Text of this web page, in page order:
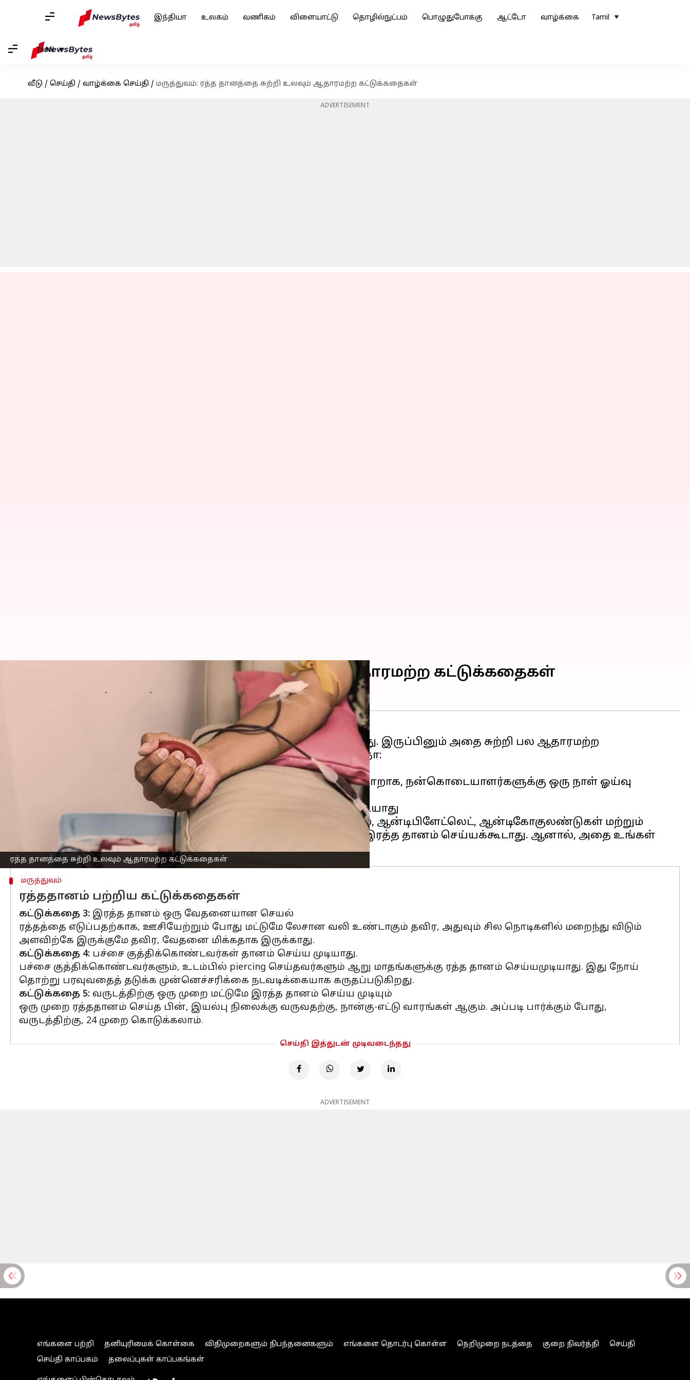
இந்தியா உலகம் வணிகம் விளையாட்டு தொழில்நுட்பம் பொழுதுபோக்கு ஆட்டோ வாழ்க்கை Tamil
Tamil
வீடு / செய்தி / வாழ்க்கை செய்தி / மருத்துவம்: ரத்த தானத்தை சுற்றி உலவும் ஆதாரமற்ற கட்டுக்கதைகள்
ADVERTISEMENT
ரத்த தானத்தை சுற்றி உலவும் ஆதாரமற்ற கட்டுக்கதைகள்
மருத்துவம்: ரத்த தானத்தை சுற்றி உலவும் ஆதாரமற்ற கட்டுக்கதைகள்
உயிர்காக்கும் ரத்த தானம், உலகின் சிறந்த தனமாக கருதப்படுகிறது. இருப்பினும் அதை சுற்றி பல ஆதாரமற்ற
: இரத்த தானம் செய்வதால் நோய்வாய்ப்படுவீர்கள்
இரத்த தானம் செய்யும்போது உங்கள் உடல்நலம் பாதிக்கப்படாது. மாறாக, நன்கொடையாளர்களுக்கு ஒரு நாள் ஓய்வு
மருந்து உட்கொள்பவர்கள் இரத்த தானம் செய்ய முடியாது
இதை முற்றிலுமாக கட்டுக்கதை என ஒதுக்கி விடமுடியாது. எனினும், ஆன்டிபிளேட்லெட், ஆன்டிகோகுலண்டுகள் மற்றும்
தோலுக்கான சிகிச்சைகள் ஆகியவற்றை எடுத்துக்கொள்பவர்கள் இரத்த தானம் செய்யக்கூடாது. ஆனால், அதை உங்கள்
மருத்துவம்
ரத்ததானம் பற்றிய கட்டுக்கதைகள்
கட்டுக்கதை 3: இரத்த தானம் ஒரு வேதனையான செயல்
ரத்தத்தை எடுப்பதற்காக, ஊசியேற்றும் போது மட்டுமே லேசான வலி உண்டாகும் தவிர, அதுவும் சில நொடிகளில் மறைந்து விடும்
அளவிற்கே இருக்குமே தவிர, வேதனை மிக்கதாக இருக்காது.
கட்டுக்கதை 4: பச்சை குத்திக்கொண்டவர்கள் தானம் செய்ய முடியாது.
பச்சை குத்திக்கொண்டவர்களும், உடம்பில் piercing செய்தவர்களும் ஆறு மாதங்களுக்கு ரத்த தானம் செய்யமுடியாது. இது நோய்
தொற்று பரவுவதைத் தடுக்க முன்னெச்சரிக்கை நடவடிக்கையாக கருதப்படுகிறது.
கட்டுக்கதை 5: வருடத்திற்கு ஒரு முறை மட்டுமே இரத்த தானம் செய்ய முடியும்
ஒரு முறை ரத்ததானம் செய்த பின், இயல்பு நிலைக்கு வருவதற்கு, நான்கு-எட்டு வாரங்கள் ஆகும். அப்படி பார்க்கும் போது,
வருடத்திற்கு, 24 முறை கொடுக்கலாம்.
செய்தி இத்துடன் முடிவடைந்தது
ADVERTISEMENT
எங்களை பற்றி தனியுரிமைக் கொள்கை விதிமுறைகளும் நிபந்தனைகளும் எங்களை தொடர்பு கொள்ள நெறிமுறை நடத்தை குறை நிவர்த்தி
செய்தி
செய்தி காப்பகம்
தலைப்புகள் காப்பகங்கள்